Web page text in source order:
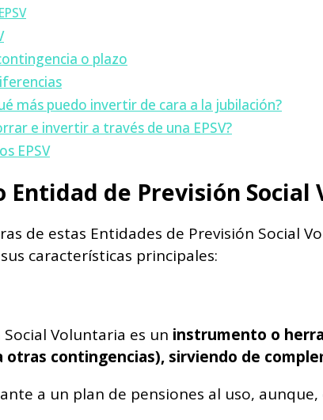
o plazo
más puedo invertir de cara a la jubilación?
e invertir a través de una EPSV?
EPSV
Entidad de Previsión
de estas Entidades de Previsión Social
características principales:
Social Voluntaria es un instrumento o
otras contingencias), sirviendo de
a un plan de pensiones al uso,